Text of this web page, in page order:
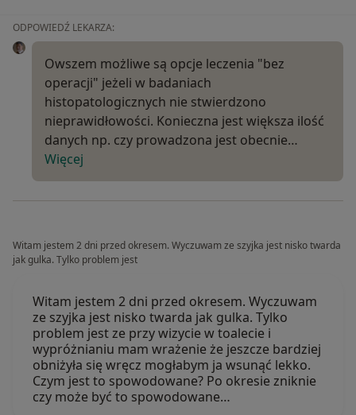
ODPOWIEDŹ LEKARZA:
Owszem możliwe są opcje leczenia "bez
operacji" jeżeli w badaniach
histopatologicznych nie stwierdzono
nieprawidłowości. Konieczna jest większa ilość
danych np. czy prowadzona jest obecnie…
Więcej
Witam jestem 2 dni przed okresem. Wyczuwam ze szyjka jest nisko twarda
jak gulka. Tylko problem jest
Witam jestem 2 dni przed okresem. Wyczuwam
ze szyjka jest nisko twarda jak gulka. Tylko
problem jest ze przy wizycie w toalecie i
wypróżnianiu mam wrażenie że jeszcze bardziej
obniżyła się wręcz mogłabym ja wsunąć lekko.
Czym jest to spowodowane? Po okresie zniknie
czy może być to spowodowane…